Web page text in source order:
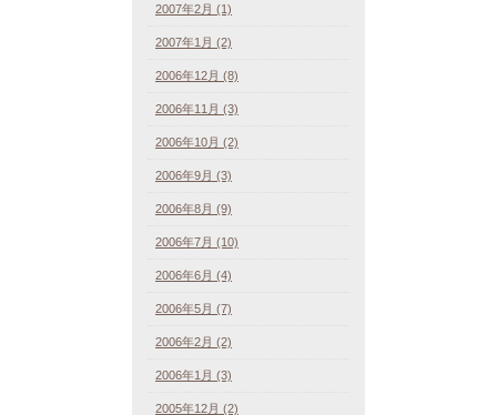
2007年2月 (1)
2007年1月 (2)
2006年12月 (8)
2006年11月 (3)
2006年10月 (2)
2006年9月 (3)
2006年8月 (9)
2006年7月 (10)
2006年6月 (4)
2006年5月 (7)
2006年2月 (2)
2006年1月 (3)
2005年12月 (2)